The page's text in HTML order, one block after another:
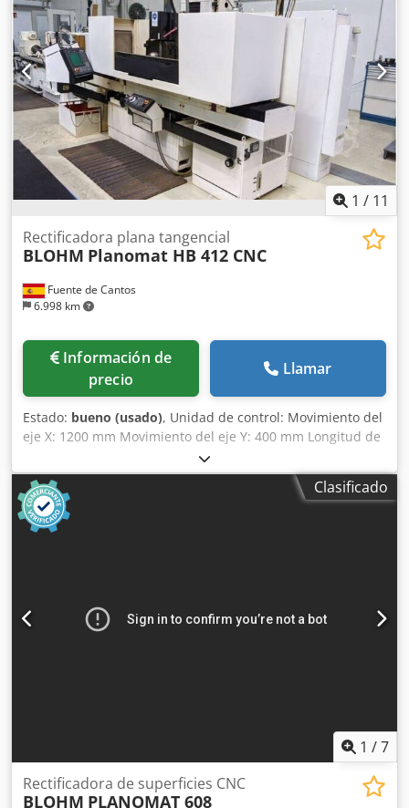
1 / 11
Fuente de Cantos
6.998 km
Rectificadora plana tangencial
BLOHM Planomat HB 412 CNC
Información de
precio
Llamar
Estado: bueno (usado), Unidad de control: Movimiento del
eje X: 1200 mm Movimiento del eje Y: 400 mm Longitud de
la mesa de trabajo: 1200 mm Ancho de la mesa de trabajo:
350 mm Conexión electrónica principal: 380 V Requisito de
potencia total: 24 kVA Refrigeración interna: sí. Ancho:
4.500 mm Profundidad: 2000 mm Altura: 2200 mm
Chodpfx Aegq I Nmjbboa Peso: 4.500 kilogramos
Clasificado
1 /7
Rectificadora de superficies CNC
BLOHM PLANOMAT 608